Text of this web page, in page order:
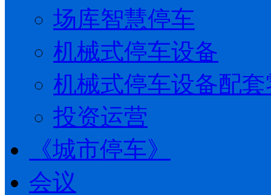
场库智慧停车
机械式停车设备
机械式停车设备配
投资运营
《城市停车》
会议